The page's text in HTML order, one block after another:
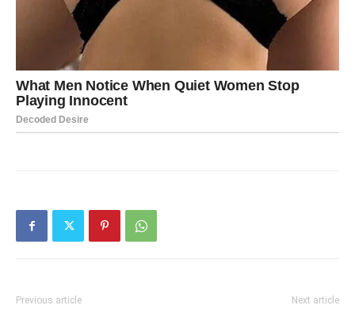
Previous article Next article